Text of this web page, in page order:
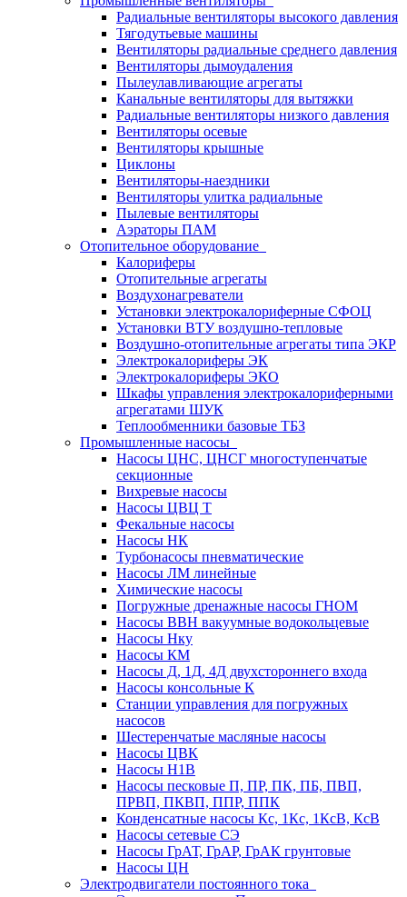
Радиальные вентиляторы высокого давления
Тягодутьевые машины
Вентиляторы радиальные среднего давления
Вентиляторы дымоудаления
Пылеулавливающие агрегаты
Канальные вентиляторы для вытяжки
Радиальные вентиляторы низкого давления
Вентиляторы осевые
Вентиляторы крышные
Циклоны
Вентиляторы-наездники
Вентиляторы улитка радиальные
Пылевые вентиляторы
Аэраторы ПАМ
Отопительное оборудование
Калориферы
Отопительные агрегаты
Воздухонагреватели
Установки электрокалориферные СФОЦ
Установки ВТУ воздушно-тепловые
Воздушно-отопительные агрегаты типа ЭКР
Электрокалориферы ЭК
Электрокалориферы ЭКО
Шкафы управления электрокалориферными
агрегатами ШУК
Теплообменники базовые ТБЗ
Промышленные насосы
Насосы ЦНС, ЦНСГ многоступенчатые
секционные
Вихревые насосы
Насосы ЦВЦ Т
Фекальные насосы
Насосы НК
Турбонасосы пневматические
Насосы ЛМ линейные
Химические насосы
Погружные дренажные насосы ГНОМ
Насосы ВВН вакуумные водокольцевые
Насосы Нку
Насосы КМ
Насосы Д, 1Д, 4Д двухстороннего входа
Насосы консольные К
Станции управления для погружных
насосов
Шестеренчатые масляные насосы
Насосы ЦВК
Насосы Н1В
Насосы песковые П, ПР, ПК, ПБ, ПВП,
ПРВП, ПКВП, ППР, ППК
Конденсатные насосы Кс, 1Кс, 1КсВ, КсВ
Насосы сетевые СЭ
Насосы ГрАТ, ГрАР, ГрАК грунтовые
Насосы ЦН
Электродвигатели постоянного тока